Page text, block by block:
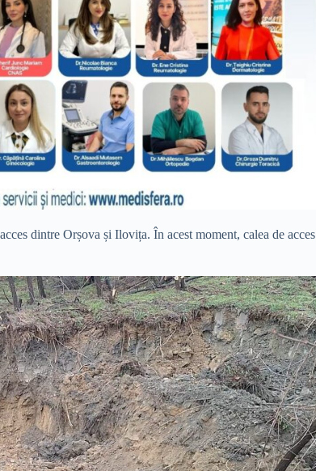
dintre Orșova și Ilovița. În acest moment, calea de acces